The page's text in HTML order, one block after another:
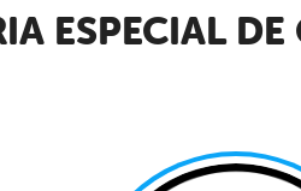
ESPECIAL